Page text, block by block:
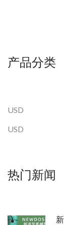
产品分类
USD
USD
热门新闻